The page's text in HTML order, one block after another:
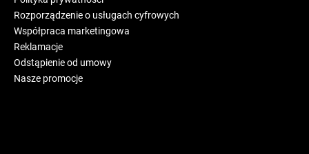
Rozporządzenie o usługach cyfrowych
Współpraca marketingowa
Reklamacje
Odstąpienie od umowy
Nasze promocje